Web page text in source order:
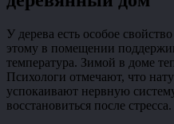
У дерева есть особое
этому в помещении
температура. Зимой в доме
Психологи отмечают, что
успокаивают нервную
восстановиться после стресса.